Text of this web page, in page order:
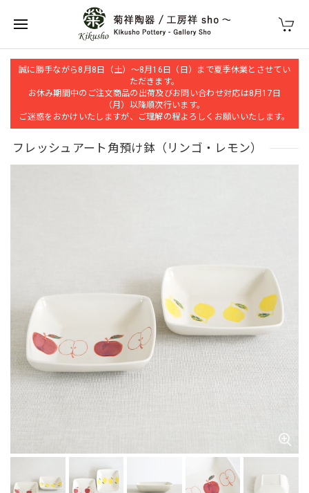
誠に勝手ながら8月8日（土）～8月16日（日）まで夏季休業とさせてい
ただきます。
お休み期間中のご注文商品の出荷及びお問い合わせ対応は8月17日
（月）以降順次行います。
ご迷惑をおかけいたしますが、ご理解の程よろしくお願いいたします。
フレッシュアート角預け鉢（リンゴ・レモン）